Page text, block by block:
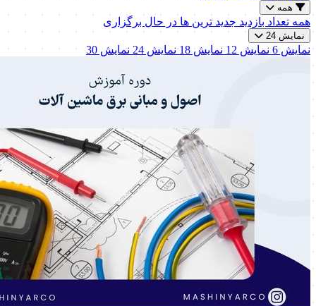
همه
همه تعداد بازدید جدید ترین ها در حال برگزاری
نمایش 24
نمایش 6 نمایش 12 نمایش 18 نمایش 24 نمایش 30